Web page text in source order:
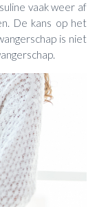
vaak weer af
De kans op het
is niet